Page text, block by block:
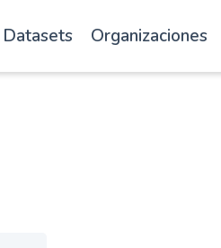
Datasets Organizaciones